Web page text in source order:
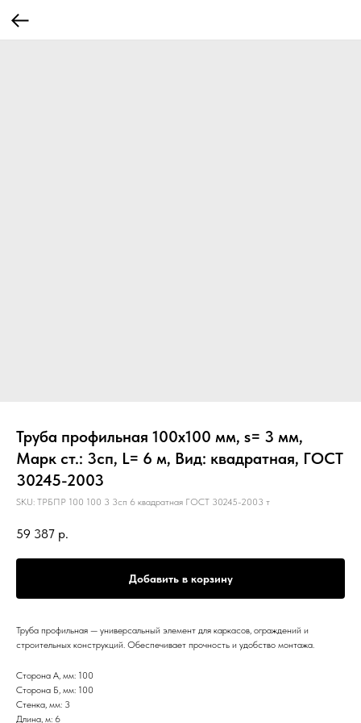
Труба профильная 100х100 мм, s= 3 мм,
Марк ст.: 3сп, L= 6 м, Вид: квадратная, ГОСТ
30245-2003
SKU: ТРБПР 100 100 3 3сп 6 квадратная ГОСТ 30245-2003 т
59 387 р.
Добавить в корзину
Труба профильная — универсальный элемент для каркасов, ограждений и
строительных конструкций. Обеспечивает прочность и удобство монтажа.
Сторона А, мм: 100
Сторона Б, мм: 100
Стенка, мм: 3
Длина, м: 6